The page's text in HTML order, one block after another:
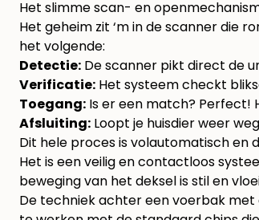
Het slimme scan- en
Het geheim zit ‘m in de scanner die
het volgende:
Detectie: De scanner pikt direct de
Verificatie: Het systeem checkt
Toegang: Is er een match? Perfect!
Afsluiting: Loopt je huisdier weer
Dit hele proces is volautomatisch en
Het is een veilig en contactloos
beweging van het deksel is stil en
De techniek achter een voerbak met